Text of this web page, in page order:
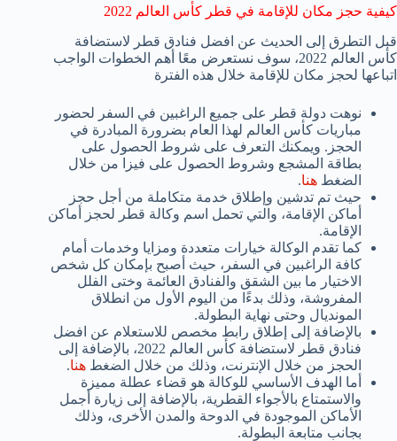
كيفية حجز مكان للإقامة في قطر كأس العالم 2022
قبل التطرق إلى الحديث عن افضل فنادق قطر لاستضافة
كأس العالم 2022، سوف نستعرض معًا أهم الخطوات الواجب
اتباعها لحجز مكان للإقامة خلال هذه الفترة
نوهت دولة قطر على جميع الراغبين في السفر لحضور
مباريات كأس العالم لهذا العام بضرورة المبادرة في
الحجز. ويمكنك التعرف على شروط الحصول على
بطاقة المشجع وشروط الحصول على فيزا من خلال
الضغط هنا.
حيث تم تدشين وإطلاق خدمة متكاملة من أجل حجز
أماكن الإقامة، والتي تحمل اسم وكالة قطر لحجز أماكن
الإقامة.
كما تقدم الوكالة خيارات متعددة ومزايا وخدمات أمام
كافة الراغبين في السفر، حيث أصبح بإمكان كل شخص
الاختيار ما بين الشقق والفنادق العائمة وختى الفلل
المفروشة، وذلك بدءًا من اليوم الأول من انطلاق
المونديال وحتى نهاية البطولة.
بالإضافة إلى إطلاق رابط مخصص للاستعلام عن افضل
فنادق قطر لاستضافة كأس العالم 2022، بالإضافة إلى
الحجز من خلال الإنترنت، وذلك من خلال الضغط هنا.
أما الهدف الأساسي للوكالة هو قضاء عطلة مميزة
والاستمتاع بالأجواء القطرية، بالإضافة إلى زيارة أجمل
الأماكن الموجودة في الدوحة والمدن الأخرى، وذلك
بجانب متابعة البطولة.